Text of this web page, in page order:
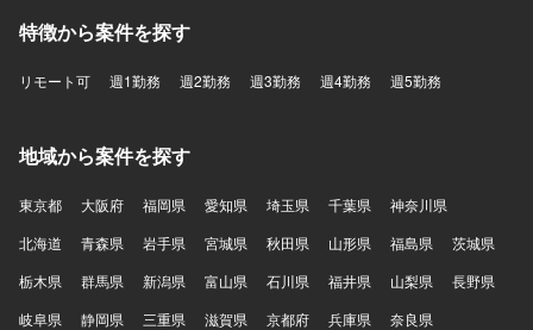
特徴から案件を探す
リモート可 週1勤務 週2勤務 週3勤務 週4勤務 週5勤務
地域から案件を探す
東京都 大阪府 福岡県 愛知県 埼玉県 千葉県
神奈川県
北海道
青森県 岩手県 宮城県 秋田県 山形県 福島県
茨城県
栃木県
群馬県 新潟県 富山県 石川県 福井県 山梨県
長野県
岐阜県
静岡県 三重県 滋賀県 京都府 兵庫県
奈良県